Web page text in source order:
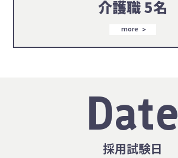
介護職 5名
more
Date
採用試験日